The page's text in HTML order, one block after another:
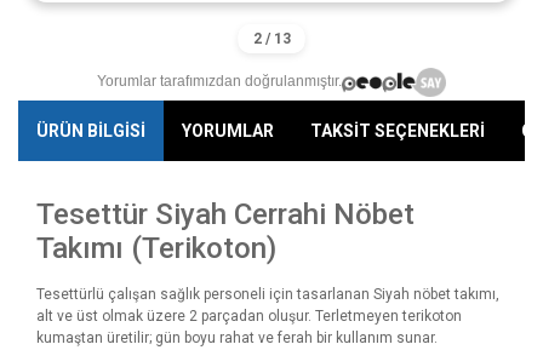
Yorumlar tarafımızdan doğrulanmıştır.
ÜRÜN BİLGİSİ YORUMLAR TAKSİT SEÇENEKLERİ
Tesettür Siyah Cerrahi Nöbet
Takımı (Terikoton)
Tesettürlü çalışan sağlık personeli için tasarlanan Siyah nöbet takımı,
alt ve üst olmak üzere 2 parçadan oluşur. Terletmeyen terikoton
kumaştan üretilir; gün boyu rahat ve ferah bir kullanım sunar.